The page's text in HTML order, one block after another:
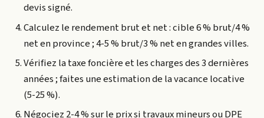
devis signé.
Calculez le rendement brut et net : cible 6 % brut/4 %
net en province ; 4-5 % brut/3 % net en grandes villes.
Vérifiez la taxe foncière et les charges des 3 dernières
années ; faites une estimation de la vacance locative
(5-25 %).
Négociez 2-4 % sur le prix si travaux mineurs ou DPE